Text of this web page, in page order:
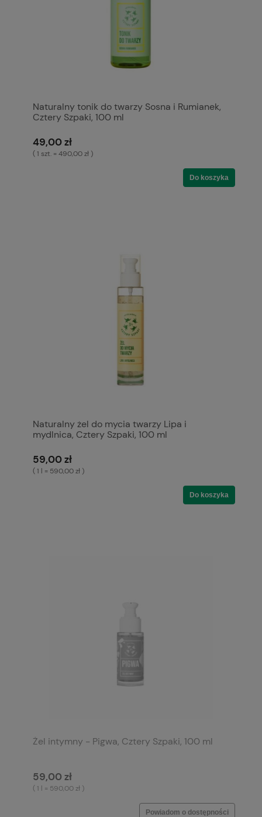
Naturalny tonik do twarzy Sosna i Rumianek,
Cztery Szpaki, 100 ml
49,00 zł
( 1 szt. = 490,00 zł )
Do koszyka
Naturalny żel do mycia twarzy Lipa i
mydlnica, Cztery Szpaki, 100 ml
59,00 zł
( 1 l = 590,00 zł )
Do koszyka
Żel intymny - Pigwa, Cztery Szpaki, 100 ml
59,00 zł
( 1 l = 590,00 zł )
Powiadom o dostępności